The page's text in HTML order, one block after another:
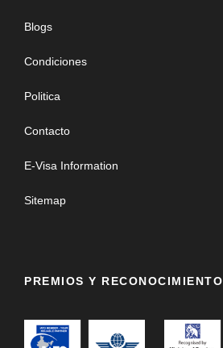
Blogs
Condiciones
Politica
Contacto
E-Visa Information
Sitemap
PREMIOS Y RECONOCIMIENTO